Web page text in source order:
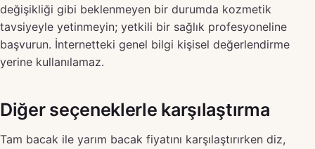
değişikliği gibi beklenmeyen bir durumda kozmetik
tavsiyeyle yetinmeyin; yetkili bir sağlık profesyoneline
başvurun. İnternetteki genel bilgi kişisel değerlendirme
yerine kullanılamaz.
Diğer seçeneklerle karşılaştırma
Tam bacak ile yarım bacak fiyatını karşılaştırırken diz,